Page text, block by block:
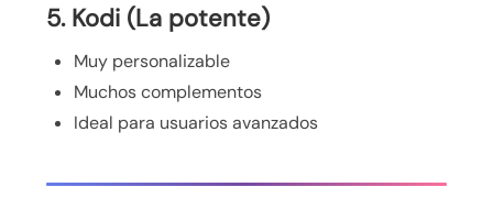
5. Kodi (La potente)
Muy personalizable
Muchos complementos
Ideal para usuarios avanzados